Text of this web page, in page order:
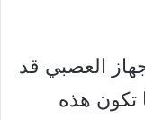
العصبي قد
تكون هذه